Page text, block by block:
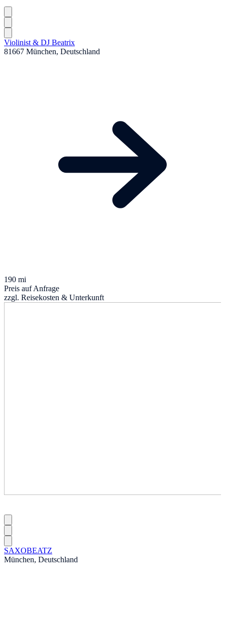
Violinist & DJ Beatrix
81667 München, Deutschland
190 mi
Preis auf Anfrage
zzgl. Reisekosten & Unterkunft
SAXOBEATZ
München, Deutschland